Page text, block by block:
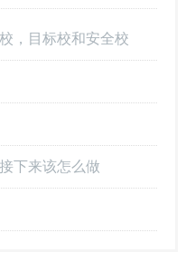
，目标校和安全校
下来该怎么做